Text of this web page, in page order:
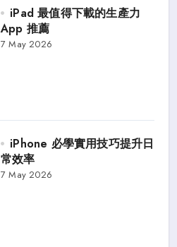
iPad 最值得下載的生產力
App 推薦
7 May 2026
iPhone 必學實用技巧提升日
常效率
7 May 2026